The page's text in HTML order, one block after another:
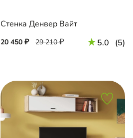
Стенка Денвер Вайт
20 450 29 210 5.0 (5)